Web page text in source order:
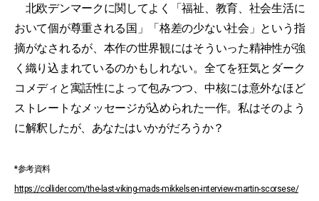
北欧デンマークに関してよく「福祉、教育、社会生活に
おいて個が尊重される国」「格差の少ない社会」という指
摘がなされるが、本作の世界観にはそういった精神性が強
く織り込まれているのかもしれない。全てを狂気とダーク
コメディと寓話性によって包みつつ、中核には意外なほど
ストレートなメッセージが込められた一作。私はそのよう
に解釈したが、あなたはいかがだろうか？
*参考資料
https://collider.com/the-last-viking-mads-mikkelsen-interview-martin-scorsese/